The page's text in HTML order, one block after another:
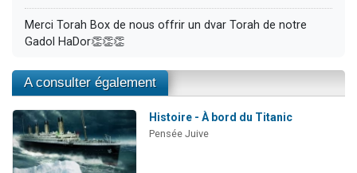
Merci Torah Box de nous offrir un dvar Torah de notre
Gadol HaDor👏👏👏
A consulter également
Histoire - À bord du Titanic
Pensée Juive